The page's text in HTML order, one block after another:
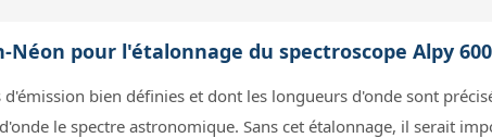
pour l'étalonnage du spectroscope Alpy
bien définies et dont les longueurs d'onde sont
le spectre astronomique. Sans cet étalonnage, il serait